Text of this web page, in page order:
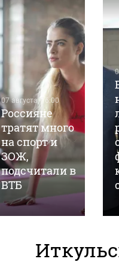
07 августа, 16:00
Россияне
тратят много
на спорт и
ЗОЖ,
подсчитали в
ВТБ